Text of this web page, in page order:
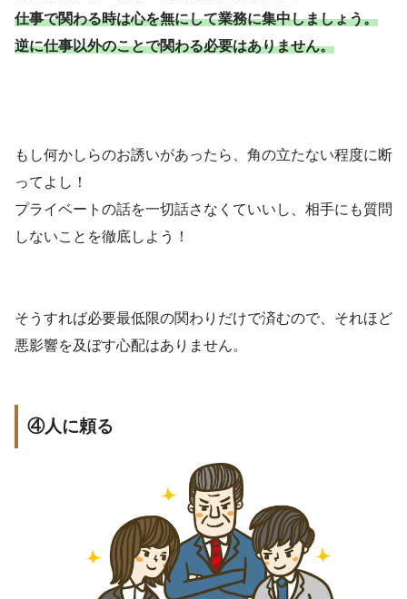
仕事で関わる時は心を無にして業務に集中しましょう。
逆に仕事以外のことで関わる必要はありません。
もし何かしらのお誘いがあったら、角の立たない程度に断
ってよし！
プライベートの話を一切話さなくていいし、相手にも質問
しないことを徹底しよう！
そうすれば必要最低限の関わりだけで済むので、それほど
悪影響を及ぼす心配はありません。
④人に頼る